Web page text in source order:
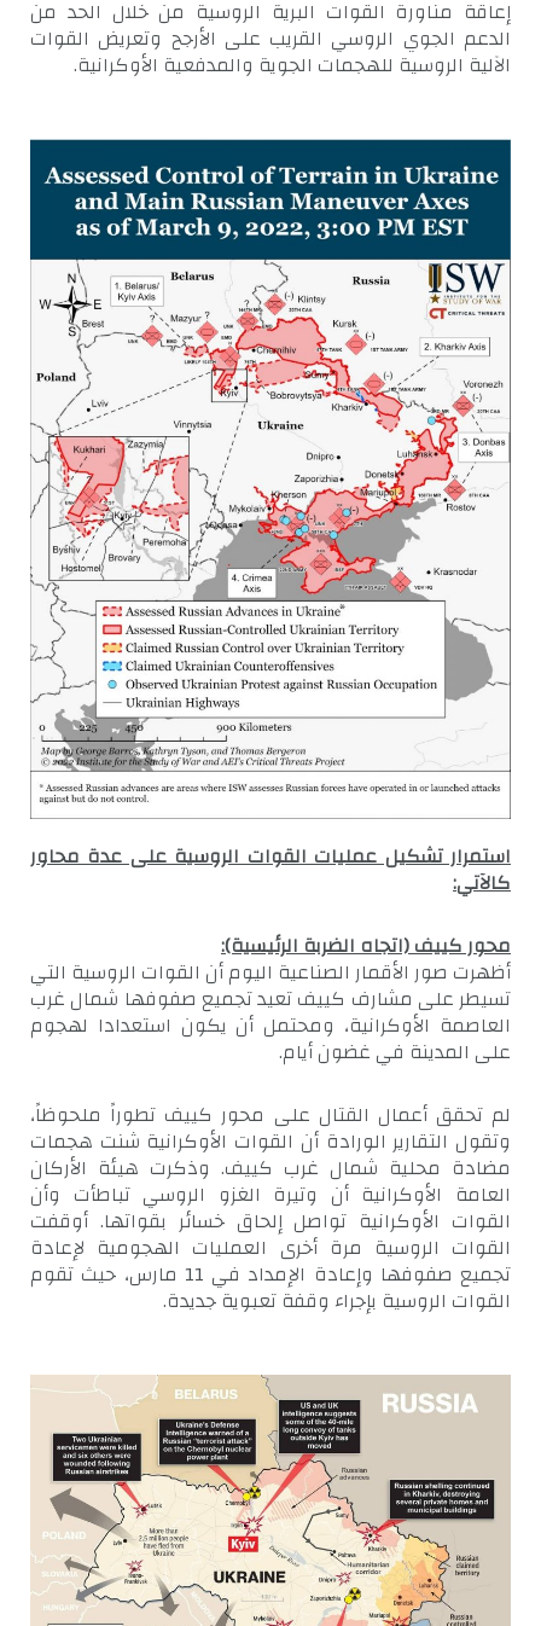
إعاقة مناورة القوات البرية الروسية من خلال الحد من
الدعم الجوي الروسي القريب على الأرجح وتعريض القوات
الآلية الروسية للهجمات الجوية والمدفعية الأوكرانية.
استمرار تشكيل عمليات القوات الروسية على عدة محاور
كالآتي:
محور كييف (اتجاه الضربة الرئيسية):
أظهرت صور الأقمار الصناعية اليوم أن القوات الروسية التي
تسيطر على مشارف كييف تعيد تجميع صفوفها شمال غرب
العاصمة الأوكرانية، ومحتمل أن يكون استعدادا لهجوم
على المدينة في غضون أيام.
لم تحقق أعمال القتال على محور كييف تطوراً ملحوظاً،
وتقول التقارير الورادة أن القوات الأوكرانية شنت هجمات
مضادة محلية شمال غرب كييف. وذكرت هيئة الأركان
العامة الأوكرانية أن وتيرة الغزو الروسي تباطأت وأن
القوات الأوكرانية تواصل إلحاق خسائر بقواتها. أوقفت
القوات الروسية مرة أخرى العمليات الهجومية لإعادة
تجميع صفوفها وإعادة الإمداد في 11 مارس، حيث تقوم
القوات الروسية بإجراء وقفة تعبوية جديدة.